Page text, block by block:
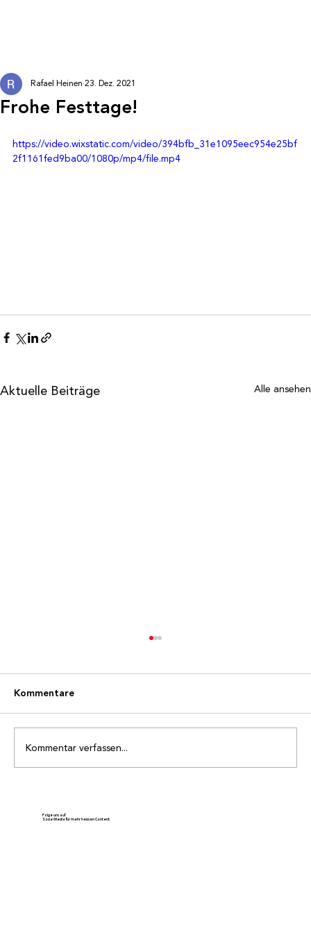
Frohe Festtage!
Rafael Heinen 23. Dez. 2021
https://video.wixstatic.com/video/394bfb_31e1095eec954e25bf
2f1161fed9ba00/1080p/mp4/file.mp4
Aktuelle Beiträge Alle ansehen
Jahre alt
Kommentare
Kommentar verfassen...
Folge uns auf
Social Media für mehr heissen Content.